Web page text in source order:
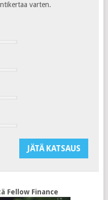
varten.
Fellow Finance